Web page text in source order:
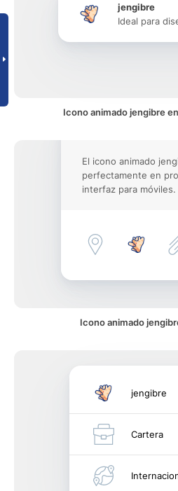
jengibre
Ideal para
Icono animado jengibre
El icono animado
perfectamente en
interfaz para móviles.
Icono animado
jengibre
Cartera